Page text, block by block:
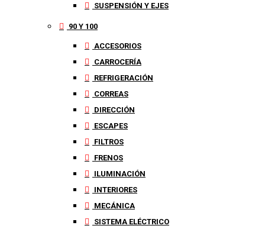
SUSPENSIÓN Y EJES
90 Y 100
ACCESORIOS
CARROCERÍA
REFRIGERACIÓN
CORREAS
DIRECCIÓN
ESCAPES
FILTROS
FRENOS
ILUMINACIÓN
INTERIORES
MECÁNICA
SISTEMA ELÉCTRICO